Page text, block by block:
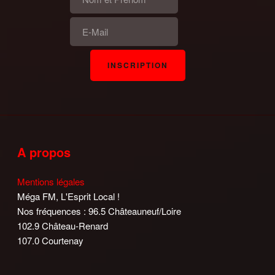
A propos
Mentions légales
Méga FM, L'Esprit Local !
Nos fréquences : 96.5 Châteauneuf/Loire
102.9 Château-Renard
107.0 Courtenay